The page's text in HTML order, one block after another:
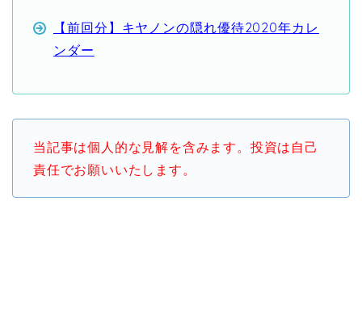
【前回分】キヤノンの隠れ優待2020年カレ
ンダー
当記事は個人的な見解を含みます。投資は自己
責任でお願いいたします。